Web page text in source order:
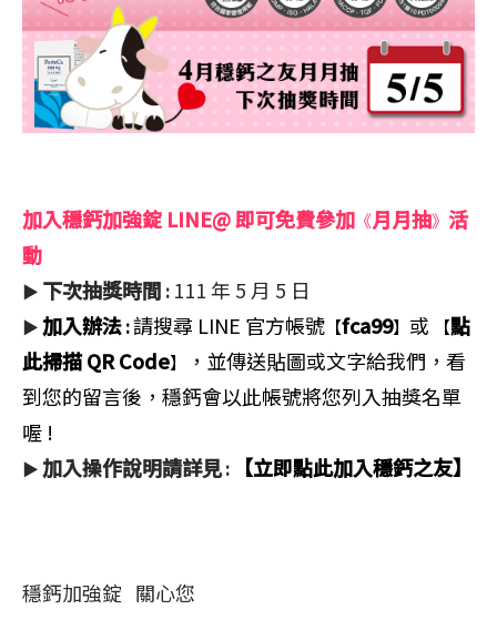
加入穩鈣加強錠 LINE@ 即可免費參加 《月月抽》 活
動
▶ 下次抽獎時間 : 111 年 5 月 5 日
▶加入辦法:請搜尋 LINE 官方帳號 【fca99】 或 【點
此掃描 QR Code】
，並傳送貼圖或文字給我們，看
到您的留言後，穩鈣會以此帳號將您列入抽獎名單
喔 !
▶加入操作說明請詳見: 【立即點此加入穩鈣之友】
穩鈣加強錠 關心您